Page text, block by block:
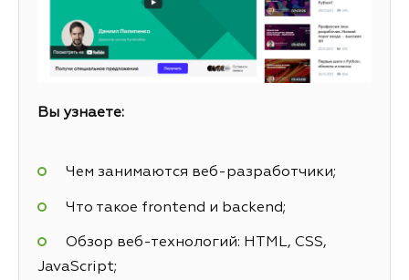
Вы узнаете:
Чем занимаются веб-разработчики;
Что такое frontend и backend;
Обзор веб-технологий: HTML, CSS,
JavaScript;